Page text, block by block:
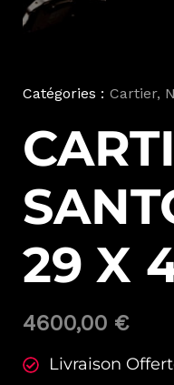
Catégories : Cartier,
29 X
4600,00 €
Livraison